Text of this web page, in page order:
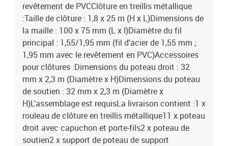
revêtement de PVCClôture en treillis métallique
:Taille de clôture : 1,8 x 25 m (H x L)Dimensions de
la maille : 100 x 75 mm (L x l)Diamètre du fil
principal : 1,55/1,95 mm (fil d'acier de 1,55 mm ;
1,95 mm avec le revêtement en PVC)Accessoires
pour clôtures :Dimensions du poteau droit : 32
mm x 2,3 m (Diamètre x H)Dimensions du poteau
de soutien : 32 mm x 2,3 m (Diamètre x
H)L'assemblage est requisLa livraison contient :1 x
rouleau de clôture en treillis métallique11 x poteau
droit avec capuchon et porte-fils2 x poteau de
soutien2 x support de poteau de support